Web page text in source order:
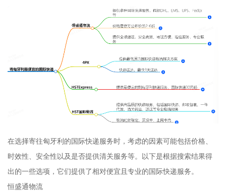
在选择寄往匈牙利的国际快递服务时，考虑的因素可能包括价格、
时效性、安全性以及是否提供清关服务等。以下是根据搜索结果得
出的一些选项，它们提供了相对便宜且专业的国际快递服务。
恒盛通物流